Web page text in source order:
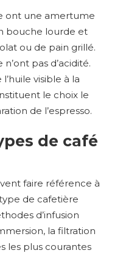
ont une amertume
bouche lourde et
ou de pain grillé.
pas d’acidité.
visible à la
le choix le
de l’espresso.
de café
faire référence à
de cafetière
d’infusion
la filtration
les plus courantes